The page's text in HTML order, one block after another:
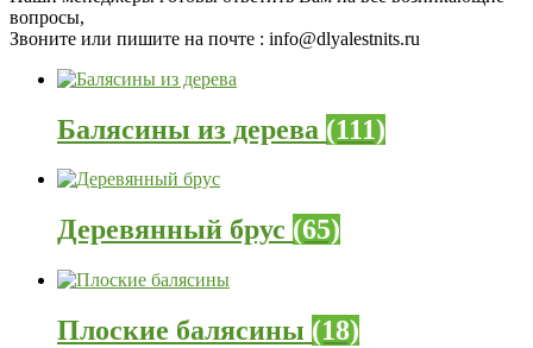
вопросы,
Звоните или пишите на почте : info@dlyalestnits.ru
Балясины из дерева (111)
Деревянный брус (65)
Плоские балясины (18)